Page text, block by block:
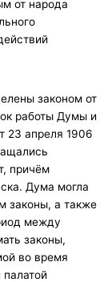
от народа
законом от
работы Думы и
23 апреля 1906
причём
Дума могла
законы, а также
между
законы,
во время